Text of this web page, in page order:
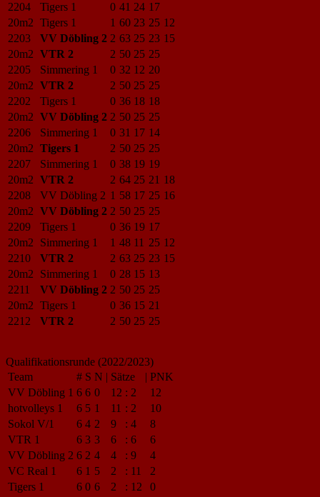
2204
Tigers 1 0 41 24 17
20m2 Tigers 1 1 60 23 25 12
2203
VV Döbling 2 2 63 25 23 15
20m2 VTR 2 2 50 25 25
2205
Simmering 1 0 32 12 20
20m2 VTR 2 2 50 25 25
2202
Tigers 1 0 36 18 18
20m2 VV Döbling 2 2 50 25 25
2206
Simmering 1 0 31 17 14
20m2 Tigers 1 2 50 25 25
2207
Simmering 1 0 38 19 19
20m2 VTR 2 2 64 25 21 18
2208
VV Döbling 2 1 58 17 25 16
20m2 VV Döbling 2 2 50 25 25
2209
Tigers 1 0 36 19 17
20m2
Simmering 1 1 48 11 25 12
2210
VTR 2 2 63 25 23 15
20m2
Simmering 1 0 28 15 13
2211
VV Döbling 2 2 50 25 25
20m2 Tigers 1 0 36 15 21
2212
VTR 2 2 50 25 25
Qualifikationsrunde (2022/2023)
Team
# S N | Sätze | PNK
VV Döbling 1 6 6 0 12 : 2
12
hotvolleys 1
6 5 1 11 : 2
10
Sokol V/1
6 4 2 9 : 4
8
VTR 1
6 3 3 6 : 6
6
VV Döbling 2 6 2 4 4 : 9
4
VC Real 1
6 1 5 2 : 11
2
Tigers 1
6 0 6 2 : 12 0